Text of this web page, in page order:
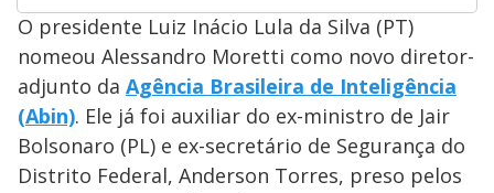
O presidente Luiz Inácio Lula da Silva (PT)
nomeou Alessandro Moretti como novo diretor-
adjunto da Agência Brasileira de Inteligência
(Abin). Ele já foi auxiliar do ex-ministro de Jair
Bolsonaro (PL) e ex-secretário de Segurança do
Distrito Federal, Anderson Torres, preso pelos